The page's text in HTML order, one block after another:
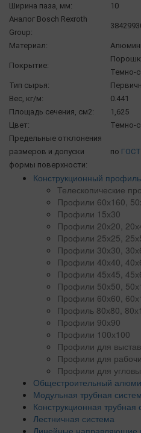
Ширина паза, мм:
10
Аналог Bosch Rexroth
Group:
Материал:
Покрытие:
Темно-
Тип сырья:
Вес, кг/м:
0.441
Площадь сечения, см2:
1,625
Цвет:
Темно-
Предельные отклонения
размеров и допуски
формы поверхности:
по ГОСТ
Конструкционный профиль
Телескопические
Профили 60х160,
Профили 15х30
Профили 20х20,
Профили 25х25,
Профили 30х30,
Профили 40х40,
Профили 45х45,
Профили 50х50,
Профили 60х60,
Профиль 80х80,
Профили 90х90
Профили 100х100
Профили для
Профили для
Профили для
Общестроительный
Модульная трубная
Конструкционная трубная
Лестничная система
Линейные